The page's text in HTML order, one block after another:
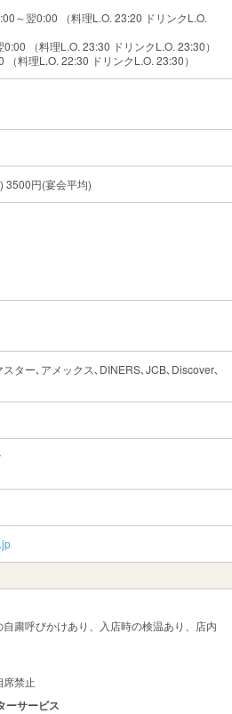
～翌0:00 （料理L.O. 23:20 ドリンクL.O.
（料理L.O. 23:30 ドリンクL.O. 23:30）
（料理L.O. 22:30 ドリンクL.O. 23:30）
3500円(宴会平均)
ター､アメックス､DINERS､JCB､Discover､
粛呼びかけあり、入店時の検温あり、店内
禁止
ーサービス